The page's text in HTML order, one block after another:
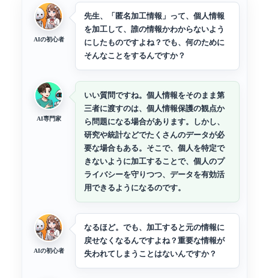
AIの初心者
先生、「匿名加工情報」って、個人情報
を加工して、誰の情報かわからないよう
にしたものですよね？でも、何のために
そんなことをするんですか？
AI専門家
いい質問ですね。個人情報をそのまま第
三者に渡すのは、個人情報保護の観点か
ら問題になる場合があります。しかし、
研究や統計などでたくさんのデータが必
要な場合もある。そこで、個人を特定で
きないように加工することで、個人のプ
ライバシーを守りつつ、データを有効活
用できるようになるのです。
AIの初心者
なるほど。でも、加工すると元の情報に
戻せなくなるんですよね？重要な情報が
失われてしまうことはないんですか？